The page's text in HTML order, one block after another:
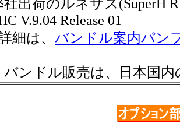
社出荷のルネサス(SuperH
V.9.04 Release 01
細は、 バンドル案内パン
バンドル販売は、日本国